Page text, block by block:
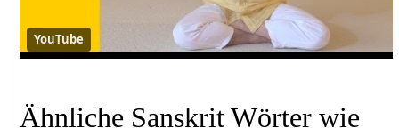
YouTube
Ähnliche Sanskrit Wörter wie